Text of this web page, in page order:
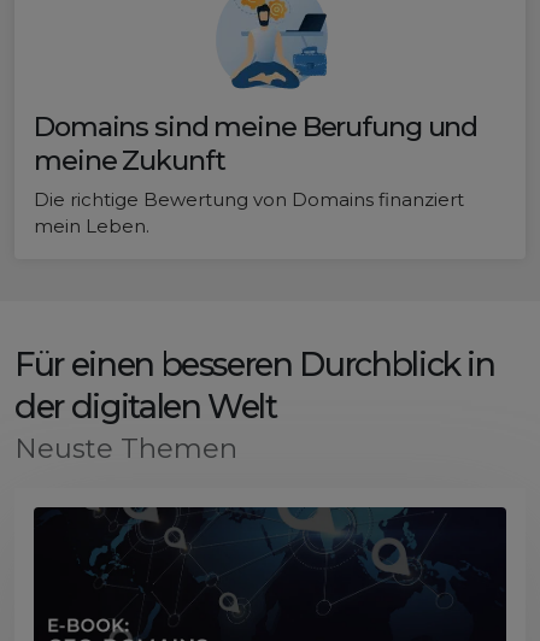
Domains sind meine Berufung und
meine Zukunft
Die richtige Bewertung von Domains finanziert
mein Leben.
Für einen besseren Durchblick in
der digitalen Welt
Neuste Themen